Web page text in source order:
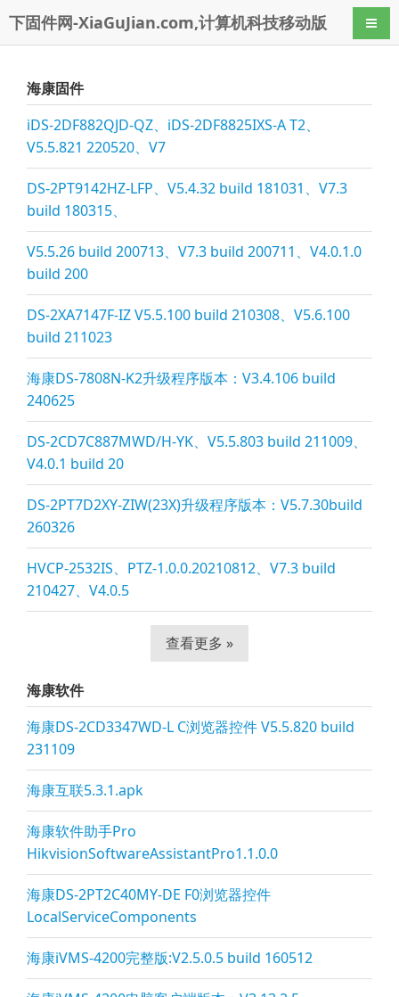
下固件网-XiaGuJian.com,计算机科技移动版 导航
海康固件
iDS-2DF882QJD-QZ、iDS-2DF8825IXS-A T2、
V5.5.821 220520、V7
DS-2PT9142HZ-LFP、V5.4.32 build 181031、V7.3
build 180315、
V5.5.26 build 200713、V7.3 build 200711、V4.0.1.0
build 200
DS-2XA7147F-IZ V5.5.100 build 210308、V5.6.100
build 211023
海康DS-7808N-K2升级程序版本：V3.4.106 build
240625
DS-2CD7C887MWD/H-YK、V5.5.803 build 211009、
V4.0.1 build 20
DS-2PT7D2XY-ZIW(23X)升级程序版本：V5.7.30build
260326
HVCP-2532IS、PTZ-1.0.0.20210812、V7.3 build
210427、V4.0.5
查看更多 »
海康软件
海康DS-2CD3347WD-L C浏览器控件 V5.5.820 build
231109
海康互联5.3.1.apk
海康软件助手Pro
HikvisionSoftwareAssistantPro1.1.0.0
海康DS-2PT2C40MY-DE F0浏览器控件
LocalServiceComponents
海康iVMS-4200完整版:V2.5.0.5 build 160512